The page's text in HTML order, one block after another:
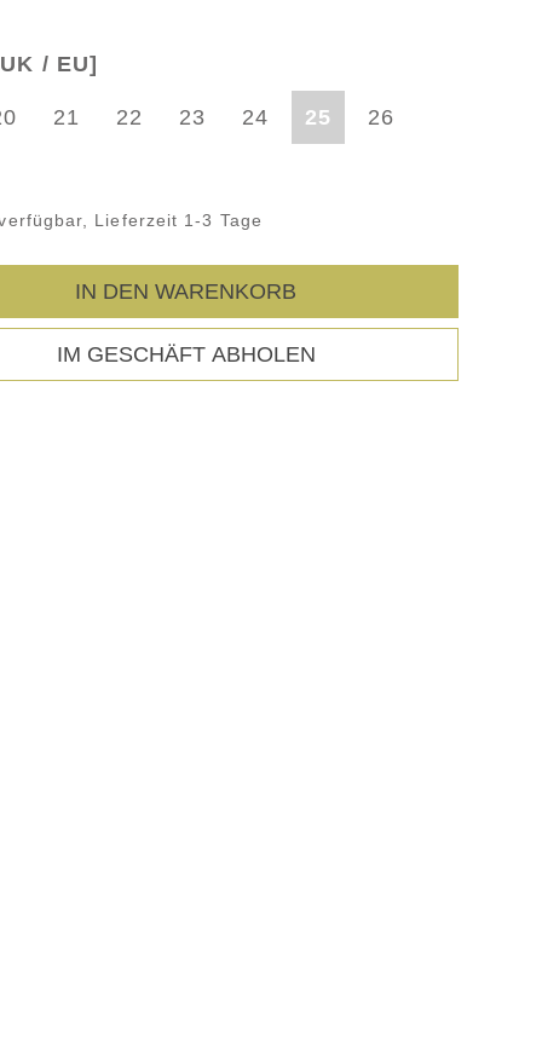
Lieferzeit 1-3 Tage
/ EU]
21 22 23 24 25 26
IN DEN WARENKORB
IM GESCHÄFT ABHOLEN